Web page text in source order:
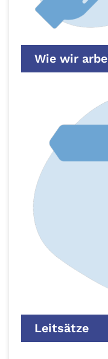
Wie wir
Leitsätze